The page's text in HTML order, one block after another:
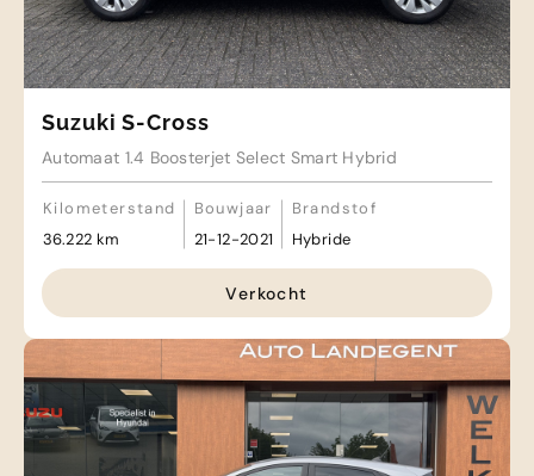
Suzuki S-Cross
Automaat 1.4 Boosterjet Select Smart Hybrid
Kilometerstand
36.222 km
Bouwjaar
21-12-2021
Brandstof
Hybride
Verkocht